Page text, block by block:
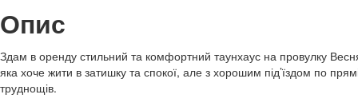
Опис
Здам в оренду стильний та комфортний таунхаус на провулку
яка хоче жити в затишку та спокої, але з хорошим під’їздом по
труднощів.